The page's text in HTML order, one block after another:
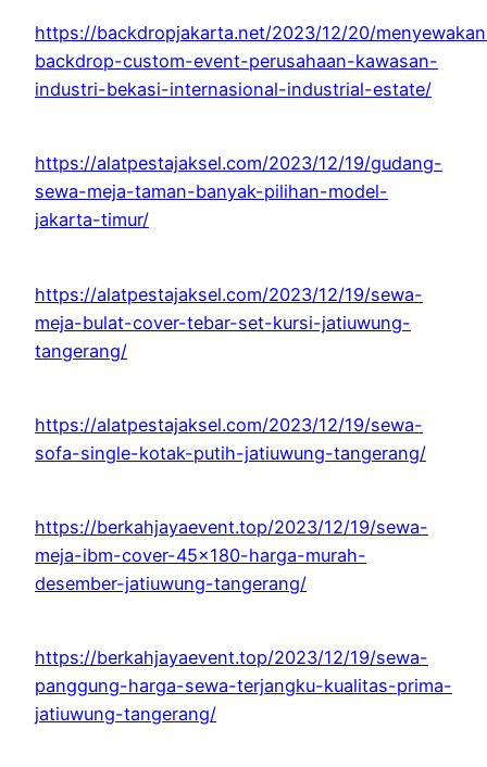
https://backdropjakarta.net/2023/12/20/
backdrop-custom-event-perusahaan-kawasan-
industri-bekasi-internasional-industrial-estate/
https://alatpestajaksel.com/2023/12/19/gudang-
sewa-meja-taman-banyak-pilihan-model-
jakarta-timur/
https://alatpestajaksel.com/2023/12/19/sewa-
meja-bulat-cover-tebar-set-kursi-jatiuwung-
tangerang/
https://alatpestajaksel.com/2023/12/19/sewa-
sofa-single-kotak-putih-jatiuwung-tangerang/
https://berkahjayaevent.top/2023/12/19/sewa-
meja-ibm-cover-45×180-harga-murah-
desember-jatiuwung-tangerang/
https://berkahjayaevent.top/2023/12/19/sewa-
panggung-harga-sewa-terjangku-kualitas-prima-
jatiuwung-tangerang/